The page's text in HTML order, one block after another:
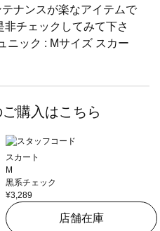
ナンスが楽なアイテムで
チェックしてみて下さ
ニック : Mサイズ スカー
購入はこちら
スカート
M
黒系チェック
¥3,289
店舗在庫